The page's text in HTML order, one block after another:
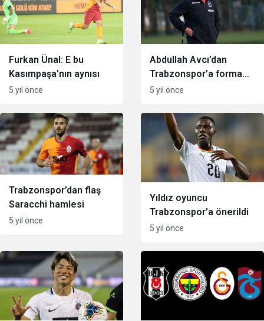
Furkan Ünal: E bu
Kasımpaşa’nın aynısı
5 yıl önce
Abdullah Avcı’dan
Trabzonspor’a forma
desteği
5 yıl önce
Trabzonspor’dan flaş
Saracchi hamlesi
5 yıl önce
Yıldız oyuncu
Trabzonspor’a önerildi
5 yıl önce